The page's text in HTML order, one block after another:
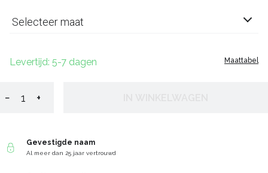
Selecteer maat
Maattabel
Levertijd: 5-7 dagen
− +
Gevestigde naam
Al meer dan 25 jaar vertrouwd